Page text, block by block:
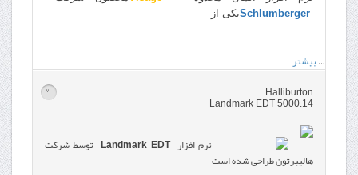
Schlumbergerیکی از
…بیشتر
Halliburton
Landmark EDT 5000.14
نرم افزارLandmark EDT توسط شرکت
هالیبرتون طراحی شده است